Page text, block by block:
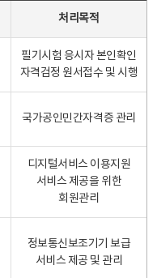
처리목적
필기시험 응시자 본인확인
자격검정 원서접수 및 시행
국가공인민간자격증 관리
디지털서비스 이용지원
서비스 제공을 위한
회원관리
정보통신보조기기 보급
서비스 제공 및 관리